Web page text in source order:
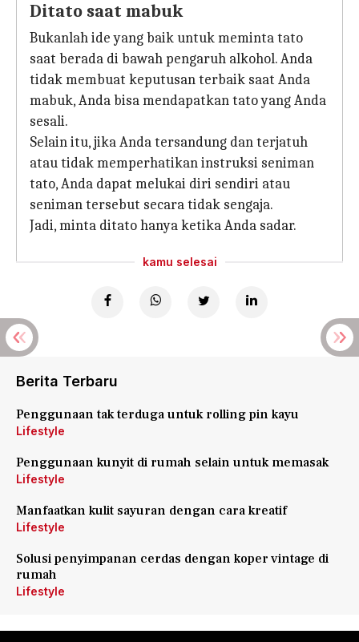
Ditato saat mabuk
Bukanlah ide yang baik untuk meminta tato
saat berada di bawah pengaruh alkohol. Anda
tidak membuat keputusan terbaik saat Anda
mabuk, Anda bisa mendapatkan tato yang Anda
sesali.
Selain itu, jika Anda tersandung dan terjatuh
atau tidak memperhatikan instruksi seniman
tato, Anda dapat melukai diri sendiri atau
seniman tersebut secara tidak sengaja.
Jadi, minta ditato hanya ketika Anda sadar.
kamu selesai
Berita Terbaru
Penggunaan tak terduga untuk rolling pin kayu
Lifestyle
Penggunaan kunyit di rumah selain untuk memasak
Lifestyle
Manfaatkan kulit sayuran dengan cara kreatif
Lifestyle
Solusi penyimpanan cerdas dengan koper vintage di
rumah
Lifestyle